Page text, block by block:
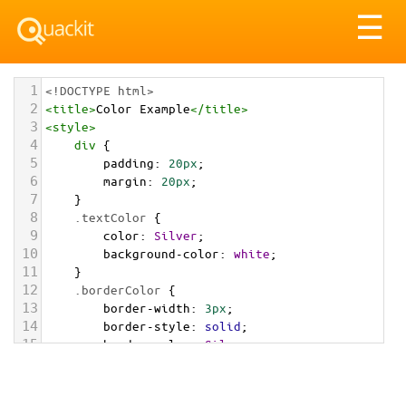
☰
1 <!DOCTYPE html>
2 <title>Color Example</title>
3 <style>
4 div {
5 padding: 20px;
6 margin: 20px;
7 }
8 .textColor {
9 color: Silver;
10 background-color: white;
11 }
12 .borderColor {
13 border-width: 3px;
14 border-style: solid;
15 border-color: Silver;